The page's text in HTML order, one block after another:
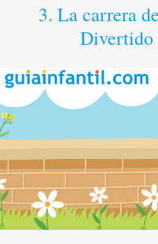
3. La carrera
Divertido